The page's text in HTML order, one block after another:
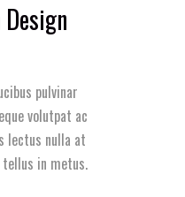
pulvinar
volutpat ac
lectus nulla at
in metus.